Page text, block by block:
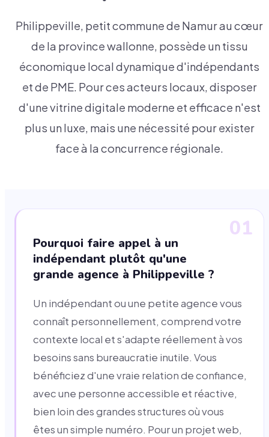
Philippeville, petit commune de Namur au cœur
de la province wallonne, possède un tissu
économique local dynamique d'indépendants
et de PME. Pour ces acteurs locaux, disposer
d'une vitrine digitale moderne et efficace n'est
plus un luxe, mais une nécessité pour exister
face à la concurrence régionale.
01
Pourquoi faire appel à un
indépendant plutôt qu'une
grande agence à Philippeville ?
Un indépendant ou une petite agence vous
connaît personnellement, comprend votre
contexte local et s'adapte réellement à vos
besoins sans bureaucratie inutile. Vous
bénéficiez d'une vraie relation de confiance,
avec une personne accessible et réactive,
bien loin des grandes structures où vous
êtes un simple numéro. Pour un projet web,